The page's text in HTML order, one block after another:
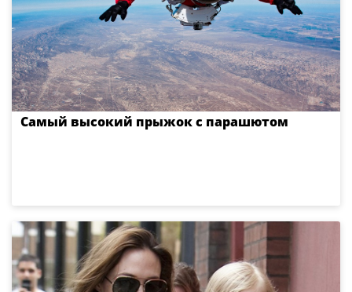
Самый высокий прыжок с парашютом